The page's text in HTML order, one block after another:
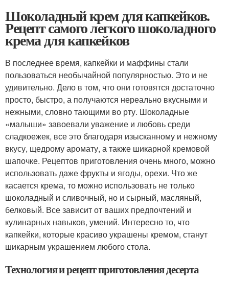
Шоколадный крем для капкейков.
Рецепт самого легкого шоколадного
крема для капкейков
В последнее время, капкейки и маффины стали
пользоваться необычайной популярностью. Это и не
удивительно. Дело в том, что они готовятся достаточно
просто, быстро, а получаются нереально вкусными и
нежными, словно тающими во рту. Шоколадные
«малыши» завоевали уважение и любовь среди
сладкоежек, все это благодаря изысканному и нежному
вкусу, щедрому аромату, а также шикарной кремовой
шапочке. Рецептов приготовления очень много, можно
использовать даже фрукты и ягоды, орехи. Что же
касается крема, то можно использовать не только
шоколадный и сливочный, но и сырный, масляный,
белковый. Все зависит от ваших предпочтений и
кулинарных навыков, умений. Интересно то, что
капкейки, которые красиво украшены кремом, станут
шикарным украшением любого стола.
Технология и рецепт приготовления десерта